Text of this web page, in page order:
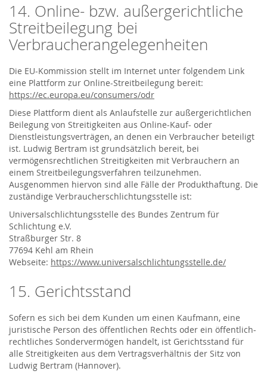
14. Online- bzw. außergerichtliche
Streitbeilegung bei
Verbraucherangelegenheiten
Die EU-Kommission stellt im Internet unter folgendem Link
eine Plattform zur Online-Streitbeilegung bereit:
https://ec.europa.eu/consumers/odr
Diese Plattform dient als Anlaufstelle zur außergerichtlichen
Beilegung von Streitigkeiten aus Online-Kauf- oder
Dienstleistungsverträgen, an denen ein Verbraucher beteiligt
ist. Ludwig Bertram ist grundsätzlich bereit, bei
vermögensrechtlichen Streitigkeiten mit Verbrauchern an
einem Streitbeilegungsverfahren teilzunehmen.
Ausgenommen hiervon sind alle Fälle der Produkthaftung. Die
zuständige Verbraucherschlichtungsstelle ist:
Universalschlichtungsstelle des Bundes Zentrum für
Schlichtung e.V.
Straßburger Str. 8
77694 Kehl am Rhein
Webseite: https://www.universalschlichtungsstelle.de/
15. Gerichtsstand
Sofern es sich bei dem Kunden um einen Kaufmann, eine
juristische Person des öffentlichen Rechts oder ein öffentlich-
rechtliches Sondervermögen handelt, ist Gerichtsstand für
alle Streitigkeiten aus dem Vertragsverhältnis der Sitz von
Ludwig Bertram (Hannover).